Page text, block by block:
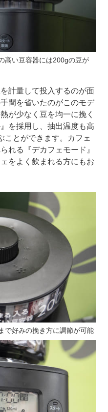
高い豆容器には200gの豆が
計量して投入するのが面
間を省いたのがこのモデ
が少なく豆を均一に挽く
を採用し、抽出温度も高
ことができます。カフェ
れる『デカフェモード』
をよく飲まれる方にもお
で好みの挽き方に調節が可能